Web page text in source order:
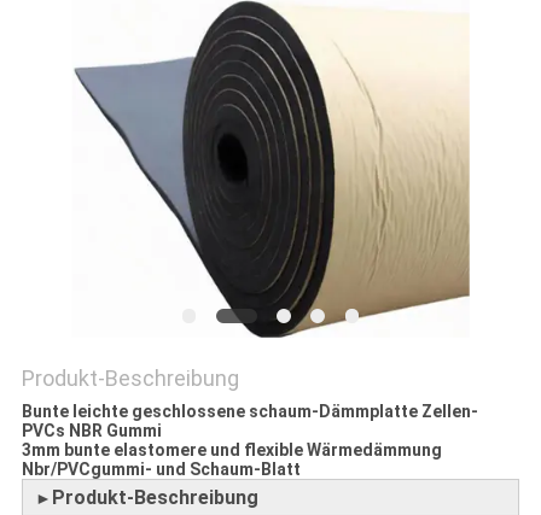
SITEMAP
PRIVACY
Produkt-Beschreibung
Bunte leichte geschlossene schaum-Dämmplatte Zellen-
PVCs NBR Gummi
3mm bunte elastomere und flexible Wärmedämmung
Nbr/PVCgummi- und Schaum-Blatt
► Produkt-Beschreibung